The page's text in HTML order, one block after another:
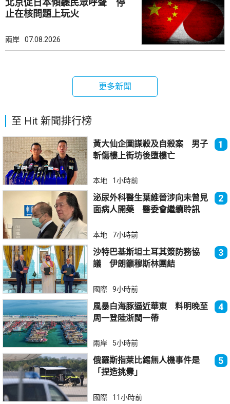
北京促日本傾聽民眾呼聲 停
止在核問題上玩火
兩岸 07.08.2026
更多新聞
至 Hit 新聞排行榜
黃大仙企圖謀殺及自殺案 男子
斬傷樓上街坊後墮樓亡
1
本地 1小時前
泌尿外科醫生葉維晉涉向未曾見
面病人開藥 醫委會繼續聆訊
2
本地 7小時前
沙特巴基斯坦土耳其簽防務協
議 伊朗籲穆斯林團結
3
國際 9小時前
風暴白海豚逼近華東 料明晚至
周一登陸浙閩一帶
4
兩岸 5小時前
俄羅斯指萊比錫無人機事件是
「捏造挑釁」
5
國際 11小時前